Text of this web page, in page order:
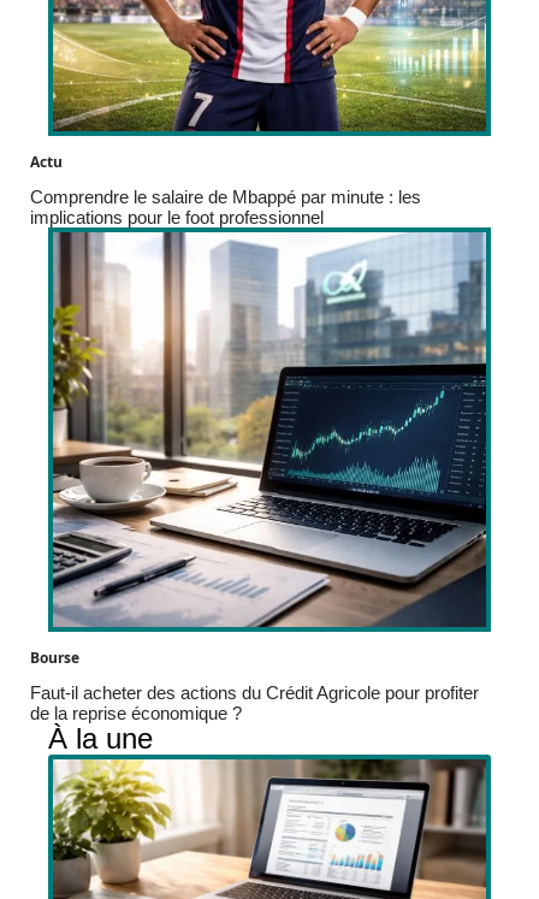
Actu
Comprendre le salaire de Mbappé par minute : les
implications pour le foot professionnel
Bourse
Faut-il acheter des actions du Crédit Agricole pour profiter
de la reprise économique ?
À la une